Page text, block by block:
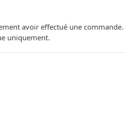
avoir effectué une
uniquement.